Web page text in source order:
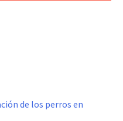
de los perros en